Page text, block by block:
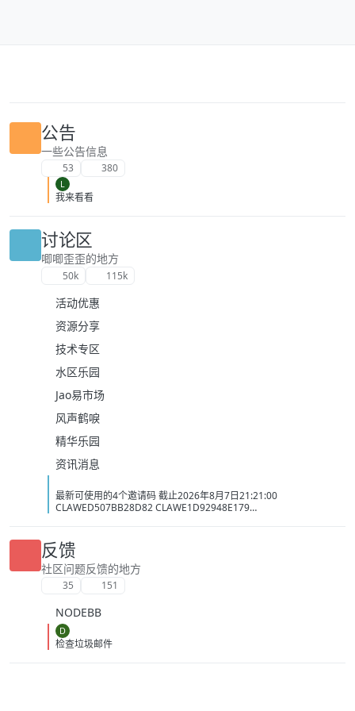
公告
一些公告信息
53 380
L
我来看看
讨论区
唧唧歪歪的地方
50k 115k
活动优惠
资源分享
技术专区
水区乐园
Jao易市场
风声鹤唳
精华乐园
资讯消息
最新可使用的4个邀请码 截止2026年8月7日21:21:00
CLAWED507BB28D82 CLAWE1D92948E179
反馈
社区问题反馈的地方
35 151
NODEBB
D
检查垃圾邮件